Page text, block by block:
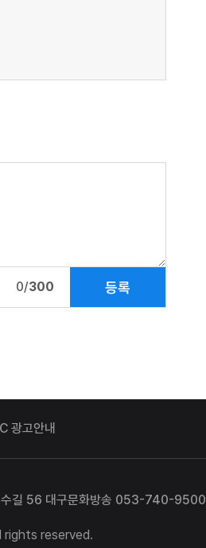
0/300 등록
광고안내
수길 56 대구문화방송 053-740-9500
rights reserved.